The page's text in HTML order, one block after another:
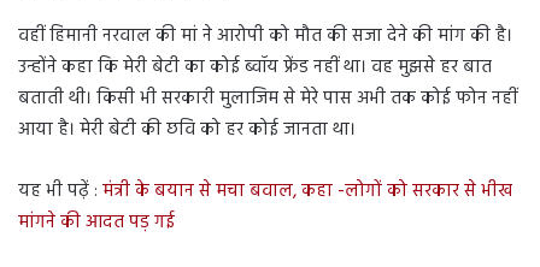
वहीं हिमानी नरवाल की मां ने आरोपी को मौत की सजा देने की मांग की है।
उन्होंने कहा कि मेरी बेटी का कोई ब्वॉय फ्रेंड नहीं था। वह मुझसे हर बात
बताती थी। किसी भी सरकारी मुलाजिम से मेरे पास अभी तक कोई फोन नहीं
आया है। मेरी बेटी की छवि को हर कोई जानता था।
यह भी पढ़ें : मंत्री के बयान से मचा बवाल, कहा -लोगों को सरकार से भीख
मांगने की आदत पड़ गई